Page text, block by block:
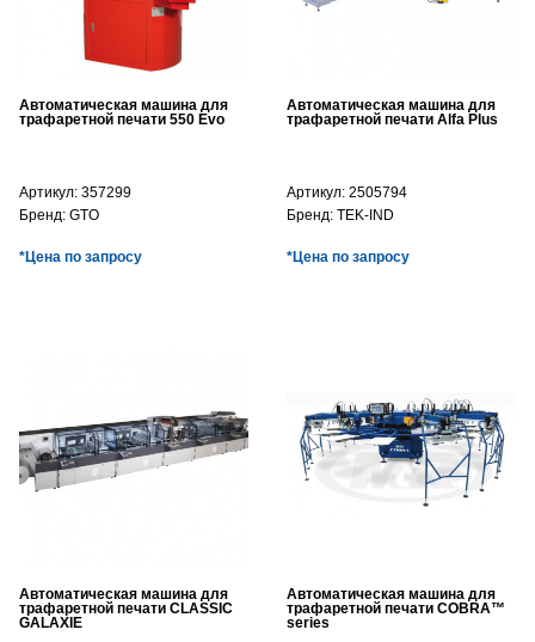
Автоматическая машина для
трафаретной печати 550 Evo
Артикул: 357299
Бренд: GTO
*Цена по запросу
Автоматическая машина для
трафаретной печати Alfa Plus
Артикул: 2505794
Бренд: TEK-IND
*Цена по запросу
Автоматическая машина для
трафаретной печати CLASSIC
GALAXIE
Автоматическая машина для
трафаретной печати COBRA™
series